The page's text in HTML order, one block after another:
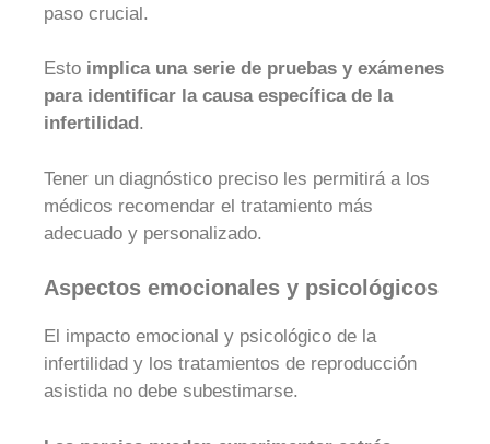
paso crucial.
Esto implica una serie de pruebas y exámenes
para identificar la causa específica de la
infertilidad.
Tener un diagnóstico preciso les permitirá a los
médicos recomendar el tratamiento más
adecuado y personalizado.
Aspectos emocionales y psicológicos
El impacto emocional y psicológico de la
infertilidad y los tratamientos de reproducción
asistida no debe subestimarse.